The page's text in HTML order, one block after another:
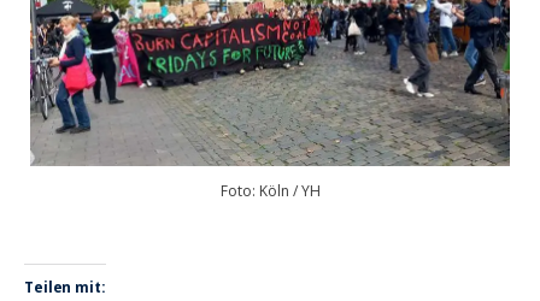
Foto: Köln / YH
Teilen mit: